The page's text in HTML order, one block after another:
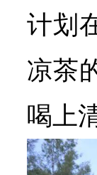
计划
凉茶
喝上